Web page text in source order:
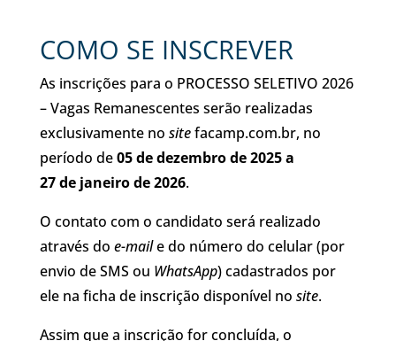
COMO SE INSCREVER
As inscrições para o PROCESSO SELETIVO 2026
– Vagas Remanescentes serão realizadas
exclusivamente no sitefacamp.com.br, no
período de05 de dezembro de 2025a
27de janeirode 2026.
O contato com o candidato será realizado
através do e-maile do número do celular (por
envio de SMS ou WhatsApp) cadastrados por
ele na ficha de inscrição disponível no site.
Assim que a inscrição for concluída, o